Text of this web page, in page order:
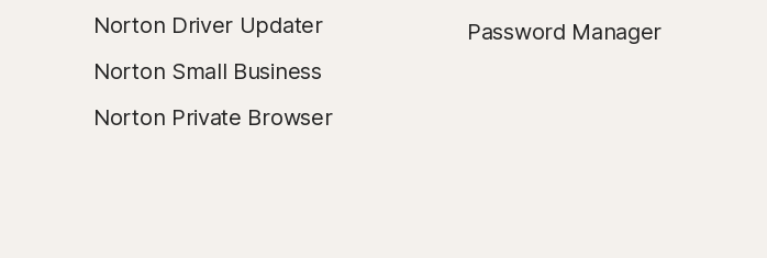
Norton Driver Updater
Norton Small Business
Norton Private Browser
Password Manager